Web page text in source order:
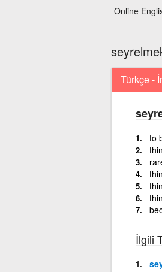
Online
Türkçe -
to
thin
İlgili